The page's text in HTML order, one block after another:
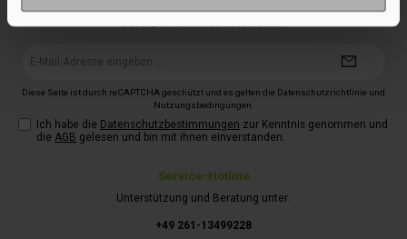
Service-Hotline
Unterstützung und Beratung unter:
+49 261-13499228
und Inspiration für Deinen nächsten Campingtrip – direkt per E-Mail.
Jederzeit kostenlos abbestellbar.
Diese Seite ist durch reCAPTCHA geschützt und es gelten die Datenschutzrichtlinie und
Nutzungsbedingungen.
Ich habe die Datenschutzbestimmungen zur Kenntnis genommen und
die AGB gelesen und bin mit ihnen einverstanden.